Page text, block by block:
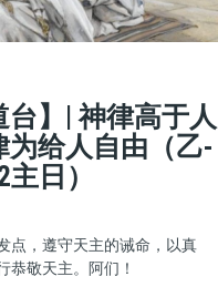
台】| 神律高于人
为给人自由（乙-
日）
点，遵守天主的诫命，以真
恭敬天主。阿们！